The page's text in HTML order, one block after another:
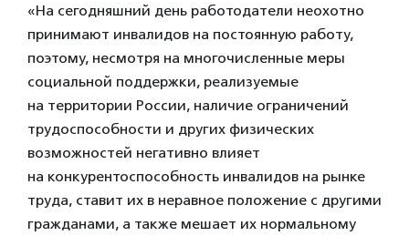
«На сегодняшний день работодатели неохотно
принимают инвалидов на постоянную работу,
поэтому, несмотря на многочисленные меры
социальной поддержки, реализуемые
на территории России, наличие ограничений
трудоспособности и других физических
возможностей негативно влияет
на конкурентоспособность инвалидов на рынке
труда, ставит их в неравное положение с другими
гражданами, а также мешает их нормальному